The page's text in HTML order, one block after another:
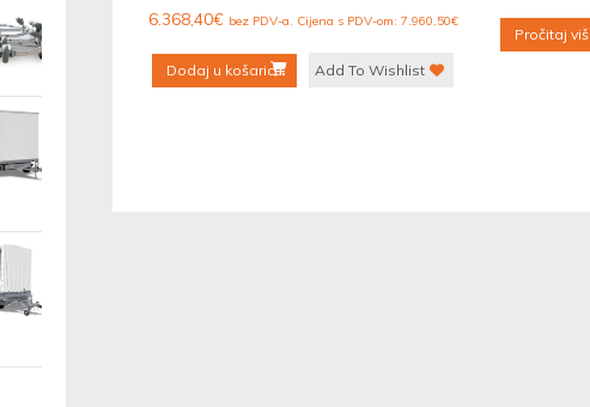
6.368,40€ bez PDV-a. Cijena s PDV-om: 7.960,50€
Dodaj u košaricu Add To Wishlist
Pročitaj